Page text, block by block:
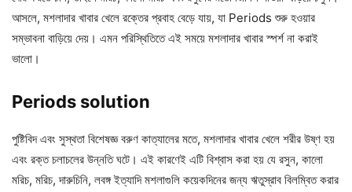
আসলে, মশলাদার খাবার খেলে রক্তের প্রবাহ বেড়ে যায়, যা Periods শুরু হওয়ার
সম্ভাবনা বাড়িয়ে দেয়। এমন পরিস্থিতিতে এই সময়ে মশলাদার খাবার স্পর্শ না করাই
ভালো।
Periods solution
পুষ্টিবিদ এবং সুস্থতা বিশেষজ্ঞ বরুণ কাত্যালের মতে, মশলাদার খাবার খেলে শরীর উষ্ণ হয়
এবং রক্ত ​​চলাচলের উন্নতি ঘটে। এই কারণেই এটি বিশ্বাস করা হয় যে রসুন, কালো
মরিচ, মরিচ, দারুচিনি, লবঙ্গ ইত্যাদি মশলাগুলি কয়েকদিনের জন্য ঋতুস্রাব বিলম্বিত করার